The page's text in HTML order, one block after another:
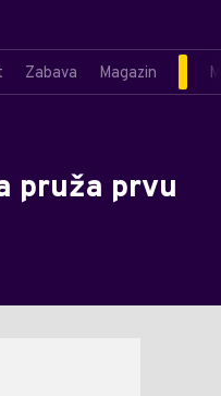
Zabava Magazin
pruža prvu